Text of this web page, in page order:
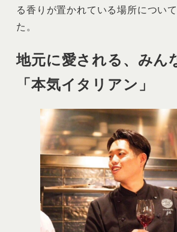
る香りが置かれている場所につい
た。
地元に愛される、みん
「本気イタリアン」